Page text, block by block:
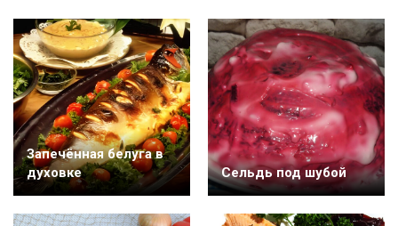
Запечённая белуга в
духовке
Cельдь под шубой